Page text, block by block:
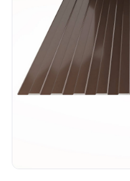
Сваи винтовые
Забор
Кровля
Профили для